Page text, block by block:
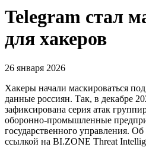
Telegram стал
для хакеров
26 января 2026
Хакеры начали маскироваться
данные россиян. Так, в декабре
зафиксирована серия атак
оборонно-промышленные
государственного управления.
ссылкой на BI.ZONE Threat